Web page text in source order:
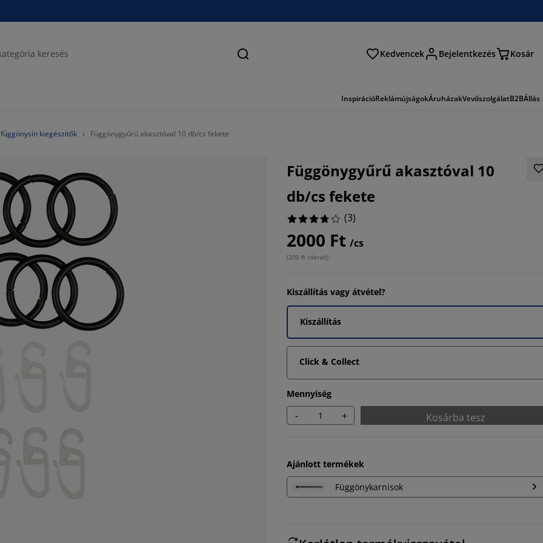
Keresés Kedvencek Bejelentkezés Kosár
InspirációReklámújságokÁruházakVevőszolgálatB2BÁllás
kiegészítők Függönygyűrű akasztóval 10 db/cs fekete
Függönygyűrű akasztóval 10
db/cs fekete
(3)
2000 Ft /cs
(200 ft /darab)
Kiszállítás vagy átvétel?
Kiszállítás
Click & Collect
Mennyiség
- + Kosárba tesz
Ajánlott termékek
Függönykarnisok
66.66666666666666%